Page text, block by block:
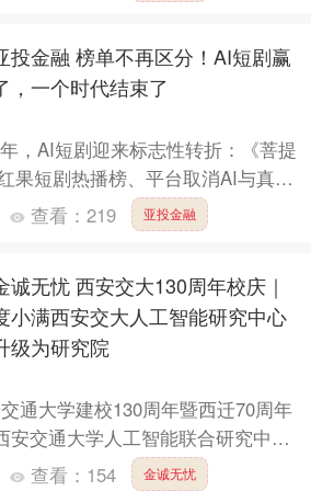
投金融 榜单不再区分！AI短剧赢
，一个时代结束了
，AI短剧迎来标志性转折：《菩提
果短剧热播榜、平台取消AI与真人
告别试验品身份，跻身主流赛
查看： 219 亚投金融
诚无忧 西安交大130周年校庆｜
小满西安交大人工智能研究中心
级为研究院
通大学建校130周年暨西迁70周年
安交通大学人工智能联合研究中
-西安交大人工智能联合研究院....
查看： 154 金诚无忧